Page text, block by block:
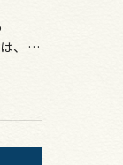
本日のランチは、ロース豚カツ梅はさみ！